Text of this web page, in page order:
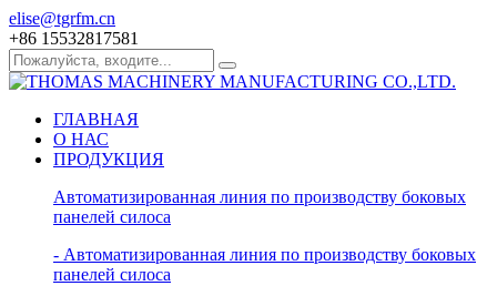
elise@tgrfm.cn
+86 15532817581
ГЛАВНАЯ
О НАС
ПРОДУКЦИЯ
Автоматизированная линия по производству боковых
панелей силоса
- Автоматизированная линия по производству боковых
панелей силоса